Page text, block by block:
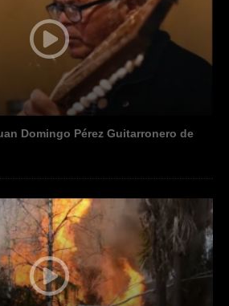
Domingo Pérez Guitarronero de